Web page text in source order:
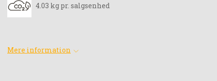
4.03 kg pr. salgsenhed
Mere information